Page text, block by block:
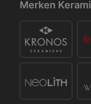
Merken